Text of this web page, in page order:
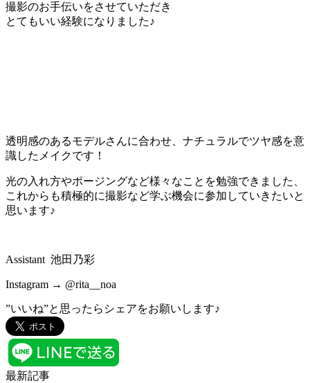
撮影のお手伝いをさせていただき
とてもいい経験になりました♪
透明感のあるモデルさんに合わせ、ナチュラルでツヤ感を意
識したメイクです！
光の入れ方やポージングなど様々なことを勉強できました、
これからも積極的に撮影など学ぶ機会に参加していきたいと
思います♪
Assistant 池田乃彩
Instagram → @rita__noa
”いいね”と思ったらシェアをお願いします♪
最新記事